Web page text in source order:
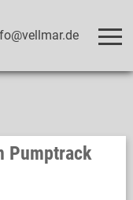
Pumptrack